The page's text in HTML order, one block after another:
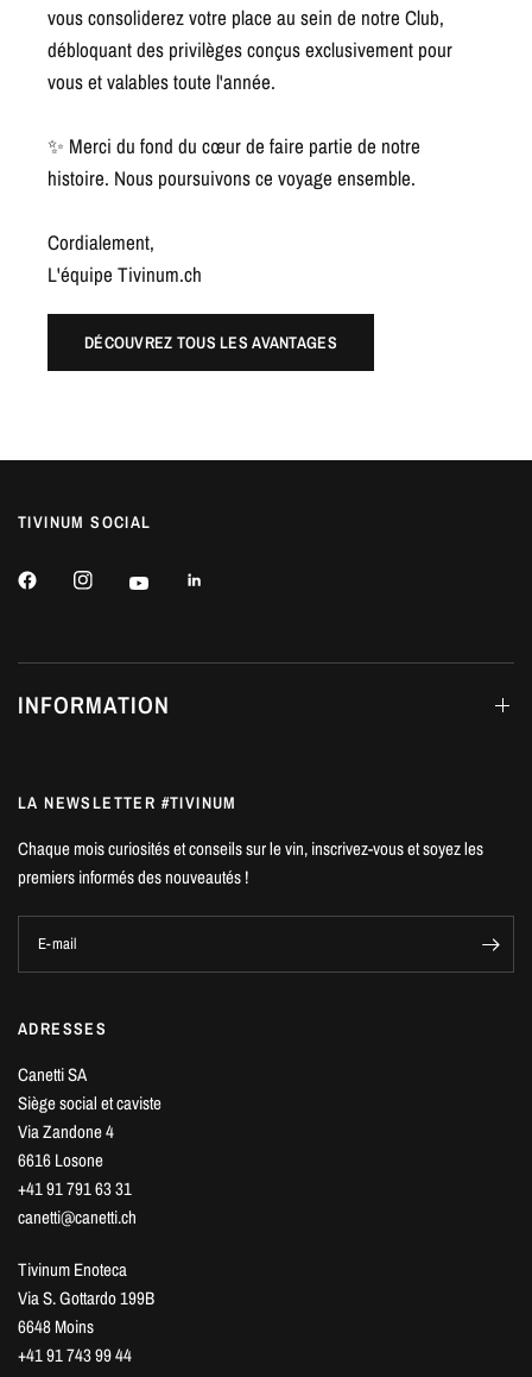
vous consoliderez votre place au sein de notre Club,
débloquant des privilèges conçus exclusivement pour
vous et valables toute l'année.
✨ Merci du fond du cœur de faire partie de notre
histoire. Nous poursuivons ce voyage ensemble.
Cordialement,
L'équipe Tivinum.ch
DÉCOUVREZ TOUS LES AVANTAGES
TIVINUM SOCIAL
INFORMATION
LA NEWSLETTER #TIVINUM
Chaque mois curiosités et conseils sur le vin, inscrivez-vous et soyez les
premiers informés des nouveautés !
E-mail
ADRESSES
Canetti SA
Siège social et caviste
Via Zandone 4
6616 Losone
+41 91 791 63 31
canetti@canetti.ch
Tivinum Enoteca
Via S. Gottardo 199B
6648 Moins
+41 91 743 99 44